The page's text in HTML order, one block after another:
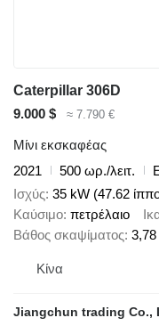
Caterpillar 306D
9.000 $
≈ 7.790 €
Μίνι εκσκαφέας
2021
500 ωρ./λειτ.
Ισχύς 35 kW (47.62
Καύσιμο πετρέλαιο
Βάθος σκαψίματος 3,78
Κίνα
Jiangchun trading Co.,